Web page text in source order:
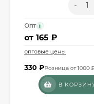
-
Опт i
от 165 ₽
оптовые цены
330 ₽Розница от 1000
В